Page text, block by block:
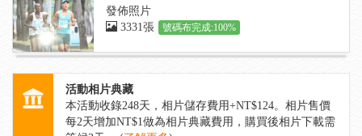
發佈照片
3331張
號碼布完成:100%
活動相片典藏
本活動收錄248天，相片儲存費用+NT$124。相片售價
每2天增加NT$1做為相片典藏費用，購買後相片下載需